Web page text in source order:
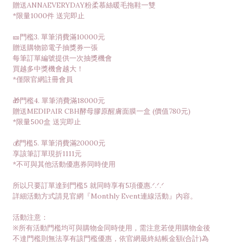
贈送ANNAEVERYDAY粉柔慕絲暖毛拖鞋一雙
*限量1000件 送完即止
🎫門檻3. 單筆消費滿10000元
贈送購物節電子抽獎券一張
每筆訂單編號提供一次抽獎機會
買越多中獎機會越大！
*僅限官網註冊會員
🎁門檻4. 單筆消費滿18000元
贈送MEDIPAIR CBH酵母膠原醒膚面膜一盒 (價值780元)
*限量500盒 送完即止
💰門檻5. 單筆消費滿20000元
享該筆訂單現折1111元
*不可與其他活動優惠券同時使用
所以只要訂單達到門檻5 就同時享有5項優惠.ᐟ.ᐟ.ᐟ
詳細活動方式請見官網『Monthly Event連線活動』內容。
活動注意：
※所有活動門檻均可與購物金同時使用，需注意若使用購物金後
不達門檻則無法享有該門檻優惠，依官網最終結帳金額(合計)為